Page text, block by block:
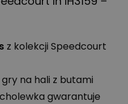
z kolekcji Speedcourt
na hali z butami
gwarantuje